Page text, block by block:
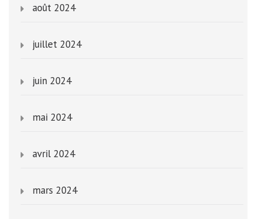
août 2024
juillet 2024
juin 2024
mai 2024
avril 2024
mars 2024